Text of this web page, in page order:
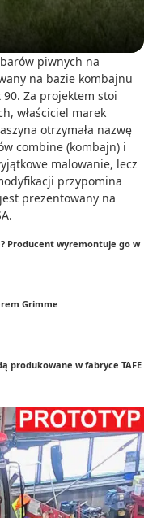
piwnych na
na bazie kombajnu
Za projektem stoi
właściciel marek
otrzymała nazwę
combine (kombajn) i
malowanie, lecz
przypomina
prezentowany na
Producent wyremontuje go w
Grimme
produkowane w fabryce TAFE